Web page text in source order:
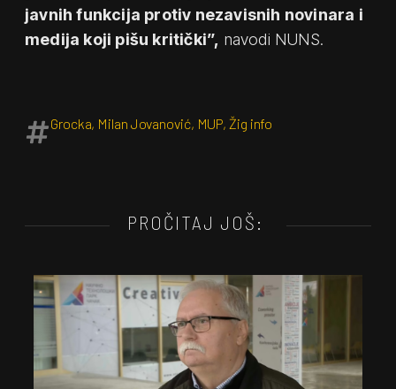
javnih funkcija protiv nezavisnih novinara i
medija koji pišu kritički”, navodi NUNS.
Grocka, Milan Jovanović, MUP,Žig info
PROČITAJ JOŠ: